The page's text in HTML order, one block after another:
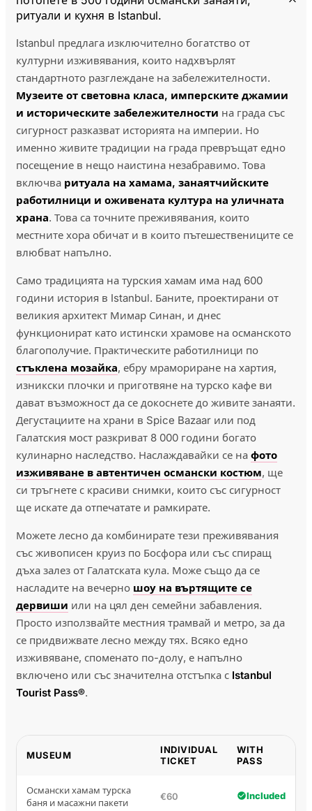
ритуали и кухня в Istanbul.
Istanbul предлага изключително богатство от
културни изживявания, които надхвърлят
стандартното разглеждане на забележителности.
Музеите от световна класа, имперските джамии
и историческите забележителности на града със
сигурност разказват историята на империи. Но
именно живите традиции на града превръщат едно
посещение в нещо наистина незабравимо. Това
включва ритуала на хамама, занаятчийските
работилници и оживената култура на уличната
храна. Това са точните преживявания, които
местните хора обичат и в които пътешествениците се
влюбват напълно.
Само традицията на турския хамам има над 600
години история в Istanbul. Баните, проектирани от
великия архитект Мимар Синан, и днес
функционират като истински храмове на османското
благополучие. Практическите работилници по
стъклена мозайка, ебру мрамориране на хартия,
изникски плочки и приготвяне на турско кафе ви
дават възможност да се докоснете до живите занаяти.
Дегустациите на храни в Spice Bazaar или под
Галатския мост разкриват 8 000 години богато
кулинарно наследство. Наслаждавайки се на фото
изживяване в автентичен османски костюм, ще
си тръгнете с красиви снимки, които със сигурност
ще искате да отпечатате и рамкирате.
Можете лесно да комбинирате тези преживявания
със живописен круиз по Босфора или със спиращ
дъха залез от Галатската кула. Може също да се
насладите на вечерно шоу на въртящите се
дервиши или на цял ден семейни забавления.
Просто използвайте местния трамвай и метро, за да
се придвижвате лесно между тях. Всяко едно
изживяване, споменато по-долу, е напълно
включено или със значителна отстъпка с Istanbul
Tourist Pass®.
MUSEUM
INDIVIDUAL
TICKET
WITH
PASS
Османски хамам турска
баня и масажни пакети
€60 Included